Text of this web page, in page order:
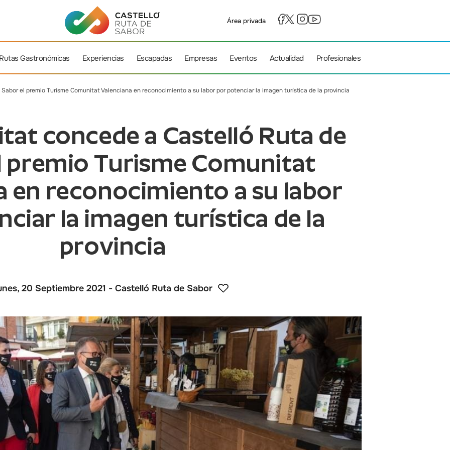
Área privada
Gastronómicas Experiencias Escapadas Empresas Eventos Actualidad Profesionales
el premio Turisme Comunitat Valenciana en reconocimiento a su labor por potenciar la imagen turística de la provincia
concede a Castelló Ruta de
premio Turisme Comunitat
en reconocimiento a su labor
la imagen turística de la
provincia
20 Septiembre 2021 - Castelló Ruta de Sabor